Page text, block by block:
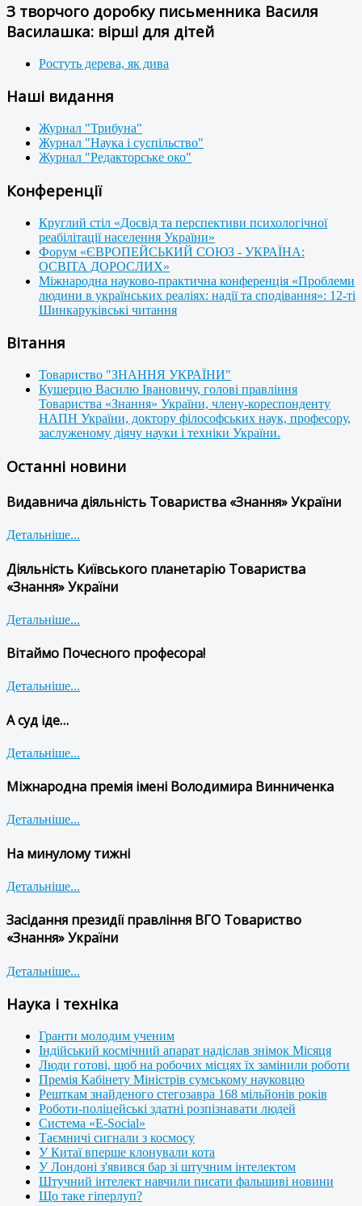
З творчого доробку письменника Василя
Василашка: вірші для дітей
Ростуть дерева, як дива
Наші видання
Журнал "Трибуна"
Журнал "Наука і суспільство"
Журнал "Редакторське око"
Конференції
Круглий стіл «Досвід та перспективи психологічної
реабілітації населення України»
Форум «ЄВРОПЕЙСЬКИЙ СОЮЗ - УКРАЇНА:
ОСВІТА ДОРОСЛИХ»
Міжнародна науково-практична конференція «Проблеми
людини в українських реаліях: надії та сподівання»: 12-ті
Шинкаруківські читання
Вітання
Товариство "ЗНАННЯ УКРАЇНИ"
Кушерцю Василю Івановичу, голові правління
Товариства «Знання» України, члену-кореспонденту
НАПН України, доктору філософських наук, професору,
заслуженому діячу науки і техніки України.
Останні новини
Видавнича діяльність Товариства «Знання» України
Детальніше...
Діяльність Київського планетарію Товариства
«Знання» України
Детальніше...
Вітаймо Почесного професора!
Детальніше...
А суд іде…
Детальніше...
Міжнародна премія імені Володимира Винниченка
Детальніше...
На минулому тижні
Детальніше...
Засідання президії правління ВГО Товариство
«Знання» України
Детальніше...
Наука і техніка
Гранти молодим ученим
Індійський космічний апарат надіслав знімок Місяця
Люди готові, щоб на робочих місцях їх замінили роботи
Премія Кабінету Міністрів сумському науковцю
Решткам знайденого стегозавра 168 мільйонів років
Роботи-поліцейські здатні розпізнавати людей
Система «E-Social»
Таємничі сигнали з космосу
У Китаї вперше клонували кота
У Лондоні з'явився бар зі штучним інтелектом
Штучний інтелект навчили писати фальшиві новини
Що таке гіперлуп?